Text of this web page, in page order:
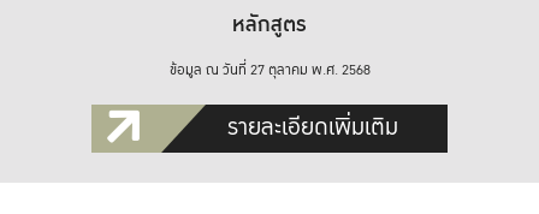
หลักสูตร
ข้อมูล ณ วันที่ 27 ตุลาคม พ.ศ. 2568
รายละเอียดเพิ่มเติม